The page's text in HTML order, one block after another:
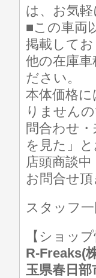
は、お気
■この車両
掲載してお
他の在庫
ださい。
本体価格
りません
問合わせ
を見た」と
店頭商談
お問合せ
スタッフ
【ショッ
R-Freaks(
玉県春日部